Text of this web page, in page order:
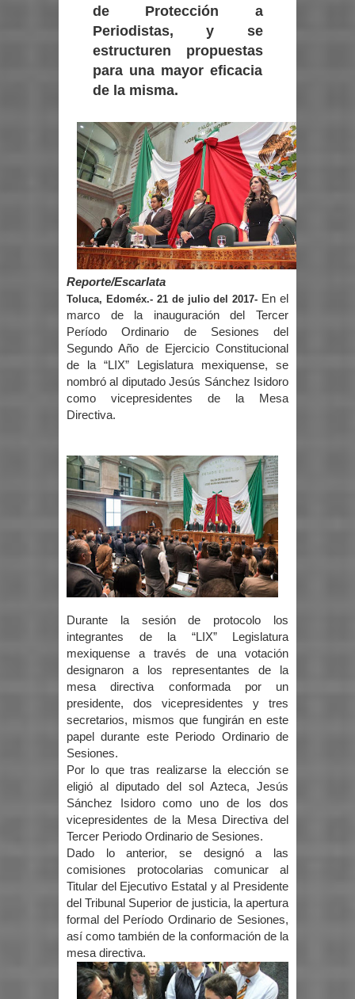
de Protección a
Periodistas, y se
estructuren propuestas
para una mayor eficacia
de la misma.
Reporte/Escarlata
Toluca, Edoméx.- 21 de julio del 2017- En el
marco de la inauguración del Tercer
Período Ordinario de Sesiones del
Segundo Año de Ejercicio Constitucional
de la “LIX” Legislatura mexiquense, se
nombró al diputado Jesús Sánchez Isidoro
como vicepresidentes de la Mesa
Directiva.
Durante la sesión de protocolo los
integrantes de la “LIX” Legislatura
mexiquense a través de una votación
designaron a los representantes de la
mesa directiva conformada por un
presidente, dos vicepresidentes y tres
secretarios, mismos que fungirán en este
papel durante este Periodo Ordinario de
Sesiones.
Por lo que tras realizarse la elección se
eligió al diputado del sol Azteca, Jesús
Sánchez Isidoro como uno de los dos
vicepresidentes de la Mesa Directiva del
Tercer Periodo Ordinario de Sesiones.
Dado lo anterior, se designó a las
comisiones protocolarias comunicar al
Titular del Ejecutivo Estatal y al Presidente
del Tribunal Superior de justicia, la apertura
formal del Período Ordinario de Sesiones,
así como también de la conformación de la
mesa directiva.